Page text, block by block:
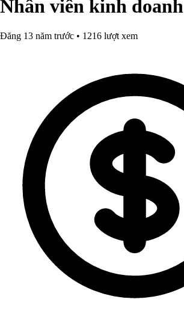
Nhân viên kinh doanh
Đăng 13 năm trước • 1216 lượt xem